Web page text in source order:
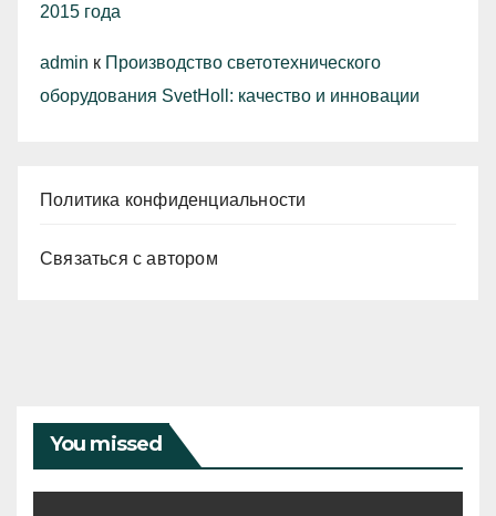
2015 года
admin к Производство светотехнического
оборудования SvetHoll: качество и инновации
Политика конфиденциальности
Связаться с автором
You missed